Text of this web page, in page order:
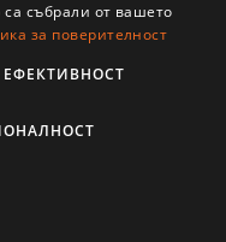
с GDPR.
събрали от вашето
за поверителност
ЕФЕКТИВНОСТ